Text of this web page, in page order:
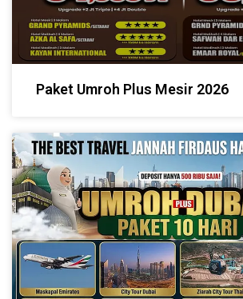
Paket Umroh Plus Mesir 2026